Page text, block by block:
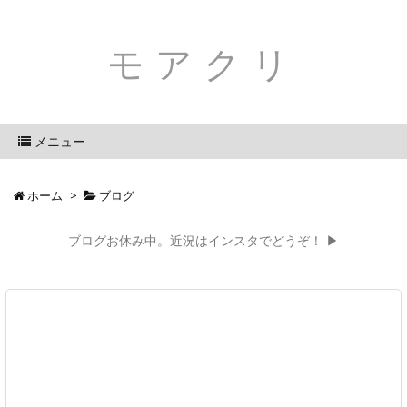
モアクリ
メニュー
ホーム > ブログ
ブログお休み中。近況はインスタでどうぞ！ ▶